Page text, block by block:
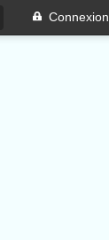
Connexion